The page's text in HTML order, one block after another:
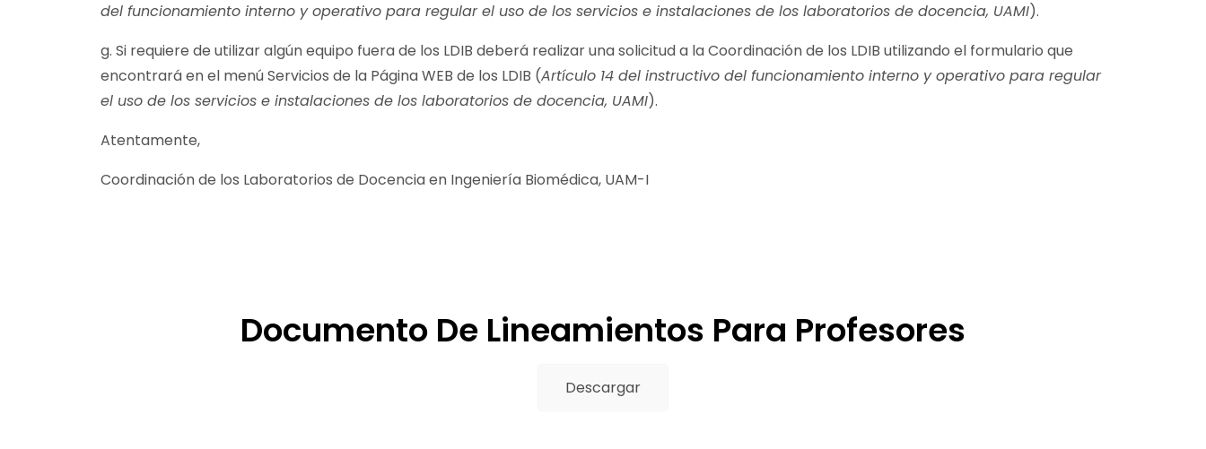
del funcionamiento interno y operativo para regular el uso de los servicios e instalaciones de los laboratorios de docencia, UAMI).
g. Si requiere de utilizar algún equipo fuera de los LDIB deberá realizar una solicitud a la Coordinación de los LDIB utilizando el formulario que
encontrará en el menú Servicios de la Página WEB de los LDIB (Artículo 14 del instructivo del funcionamiento interno y operativo para regular
el uso de los servicios e instalaciones de los laboratorios de docencia, UAMI).
Atentamente,
Coordinación de los Laboratorios de Docencia en Ingeniería Biomédica, UAM-I
Documento De Lineamientos Para Profesores
Descargar